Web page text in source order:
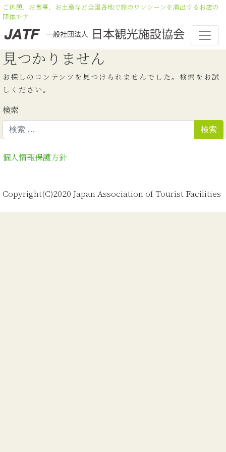
ご休憩、お食事、お土産など全国各地で旅のワンシーンを演出するお店の
団体です
見つかりません
お探しのコンテンツを見つけられませんでした。検索をお試
しください。
検索
個人情報保護方針
Copyright(C)2020 Japan Association of Tourist Facilities